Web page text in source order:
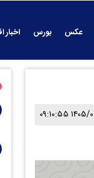
عکس بورس اخبار